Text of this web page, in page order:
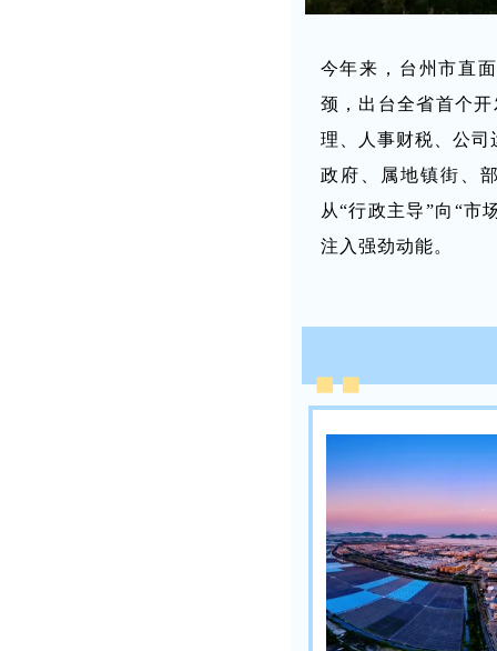
今年来，台州市直
颈，出台全省首个
理、人事财税、公
政府、属地镇街、
从“行政主导”向“市
注入强劲动能。